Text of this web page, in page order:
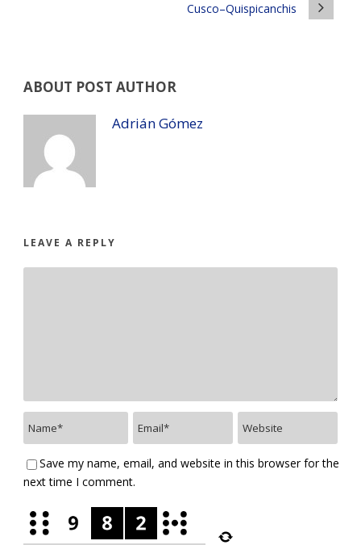
Cusco–Quispicanchis
ABOUT POST AUTHOR
Adrián Gómez
LEAVE A REPLY
Save my name, email, and website in this browser for the
next time I comment.